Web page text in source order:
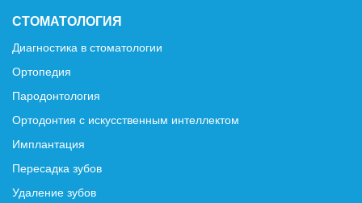
СТОМАТОЛОГИЯ
Диагностика в стоматологии
Ортопедия
Пародонтология
Ортодонтия с искусственным интеллектом
Имплантация
Пересадка зубов
Удаление зубов